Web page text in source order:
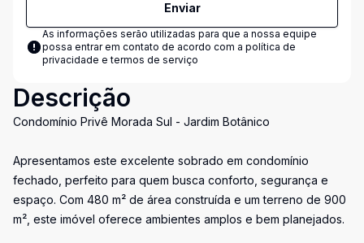
Enviar
As informações serão utilizadas para que a nossa equipe
possa entrar em contato de acordo com a política de
privacidade e termos de serviço
Descrição
Condomínio Privê Morada Sul - Jardim Botânico
Apresentamos este excelente sobrado em condomínio
fechado, perfeito para quem busca conforto, segurança e
espaço. Com 480 m² de área construída e um terreno de 900
m², este imóvel oferece ambientes amplos e bem planejados.